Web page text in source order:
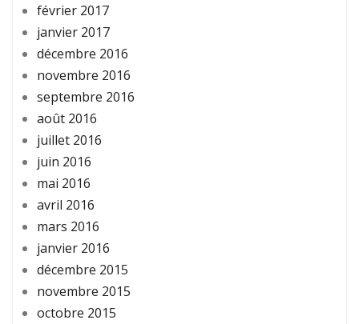
février 2017
janvier 2017
décembre 2016
novembre 2016
septembre 2016
août 2016
juillet 2016
juin 2016
mai 2016
avril 2016
mars 2016
janvier 2016
décembre 2015
novembre 2015
octobre 2015